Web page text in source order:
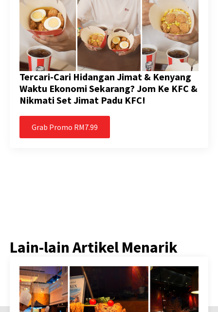
Tercari-Cari Hidangan Jimat & Kenyang
Waktu Ekonomi Sekarang? Jom Ke KFC &
Nikmati Set Jimat Padu KFC!
Grab Promo RM7.99
Lain-lain Artikel Menarik